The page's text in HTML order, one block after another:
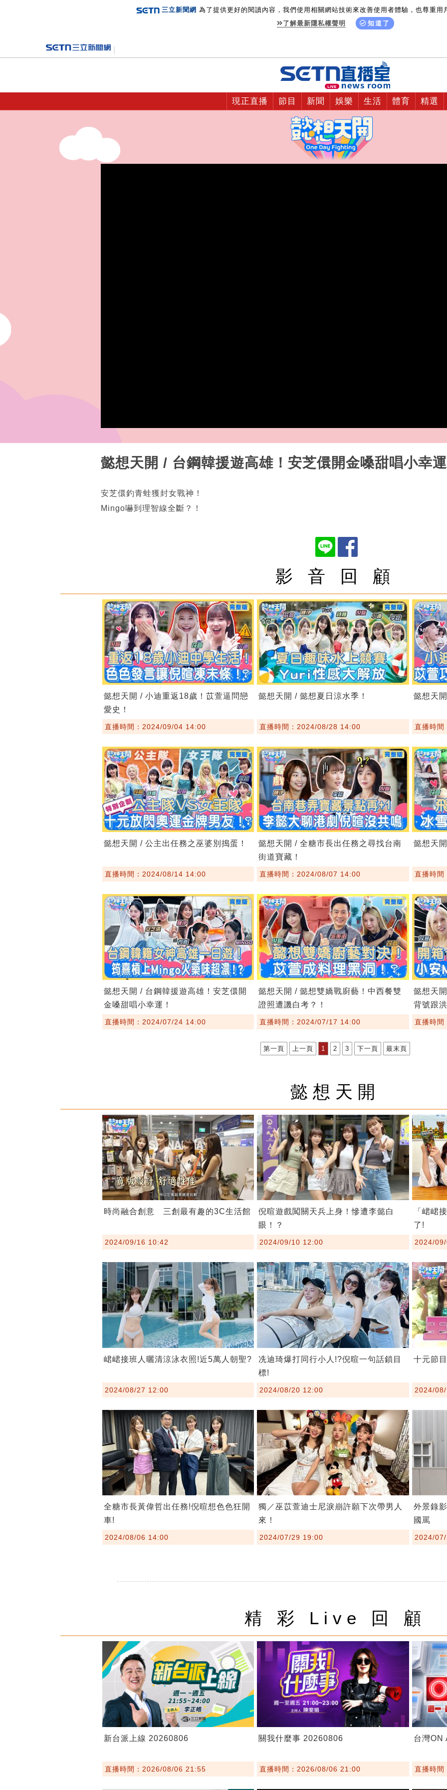
三立新聞網 為了提供更好的閱讀內容，我們使用相關網站技術來改善使用者體驗，也尊重用
了解最新隱私權聲明
知道了
現正直播 節目 新聞 娛樂 生活 體育 精選
懿想天開 / 台鋼韓援遊高雄！安芝儇開金嗓甜唱小幸
安芝儇釣青蛙獲封女戰神！
Mingo嚇到理智線全斷？！
影 音 回 顧
懿想天開 / 小迪重返18歲！苡萱逼問戀
愛史！
直播時間：2024/09/04 14:00
懿想天開 / 懿想夏日涼水季！
直播時間：2024/08/28 14:00
懿想天
直播時
懿想天開 / 公主出任務之巫婆別搗蛋！
直播時間：2024/08/14 14:00
懿想天開 / 全糖市長出任務之尋找台南
街道寶藏！
直播時間：2024/08/07 14:00
懿想天
直播時
懿想天開 / 台鋼韓援遊高雄！安芝儇開
金嗓甜唱小幸運！
直播時間：2024/07/24 14:00
懿想天開 / 懿想雙嬌戰廚藝！中西餐雙
證照遭譏白考？！
直播時間：2024/07/17 14:00
懿想天
背號跟
直播時
第一頁 上一頁 1 2 3 下一頁 最末頁
懿想天開
時尚融合創意 三創最有趣的3C生活館
2024/09/16 10:42
倪暄遊戲闖關天兵上身！慘遭李懿白
眼！？
2024/09/10 12:00
「峮峮
了!
2024/
峮峮接班人曬清涼泳衣照!近5萬人朝聖?
2024/08/27 12:00
冼迪琦爆打同行小人!?倪暄一句話鎖目
標!
2024/08/20 12:00
十元節
2024/
全糖市長黃偉哲出任務!倪暄想色色狂開
車!
2024/08/06 14:00
獨／巫苡萱迪士尼淚崩許願下次帶男人
來！
2024/07/29 19:00
外景錄
國罵
2024/
精 彩 Live 回 顧
新台派上線 20260806
直播時間：2026/08/06 21:55
關我什麼事 20260806
直播時間：2026/08/06 21:00
台灣ON
直播時